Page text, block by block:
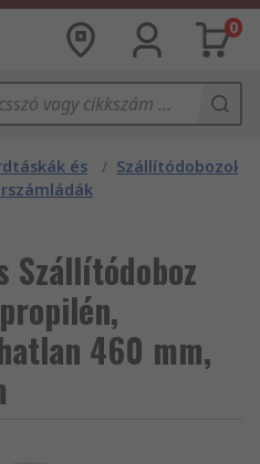
0
és
/ Szállítódobozok
Szállítódoboz
460 mm,